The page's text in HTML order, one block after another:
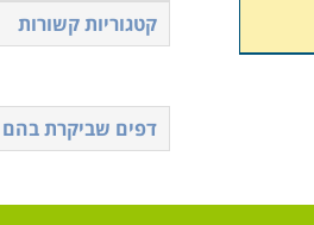
קטגוריות קשורות
דפים שביקרת בהם